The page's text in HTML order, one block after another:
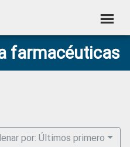
farmacéuticas
por: Últimos primero